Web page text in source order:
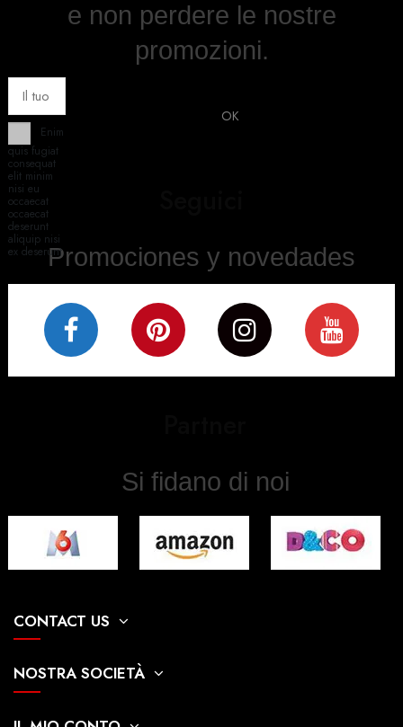
Si fidano di noi
Promociones y novedades
e non perdere le nostre
promozioni.
Enim
quis fugiat
consequat
elit minim
nisi eu
occaecat
occaecat
deserunt
aliquip nisi
ex deserunt.
CONTACT US
NOSTRA SOCIETÀ